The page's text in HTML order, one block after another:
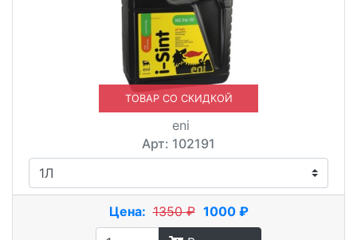
ТОВАР СО СКИДКОЙ
eni
Арт: 102191
Цена: 1350 ₽ 1000 ₽